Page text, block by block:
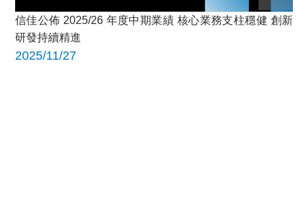
信佳公佈 2025/26 年度中期業績 核心業務支柱穩健 創新
研發持續精進
2025/11/27